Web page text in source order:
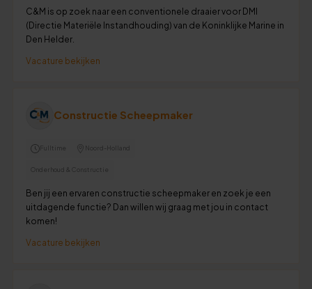
C&M is op zoek naar een conventionele draaier voor DMI
(Directie Materiële Instandhouding) van de Koninklijke Marine in
Den Helder.
Vacature bekijken
Constructie Scheepmaker
Fulltime Noord-Holland
Onderhoud & Constructie
Ben jij een ervaren constructie scheepmaker en zoek je een
uitdagende functie? Dan willen wij graag met jou in contact
komen!
Vacature bekijken